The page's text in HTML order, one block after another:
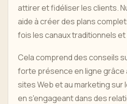
attirer et fidéliser les clients.
aide à créer des plans
fois les canaux traditionnels
Cela comprend des conseils
forte présence en ligne grâce
sites Web et au marketing sur
en s'engageant dans des